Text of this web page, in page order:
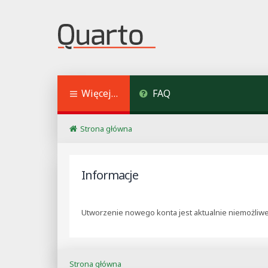
Więcej… FAQ
Strona główna
Informacje
Utworzenie nowego konta jest aktualnie
Strona główna